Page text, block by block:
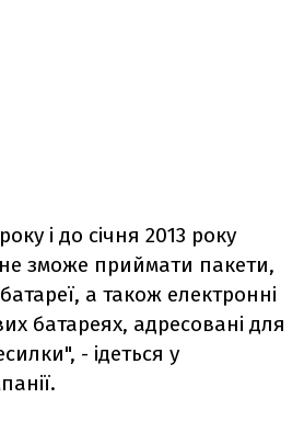
і до січня 2013 року
зможе приймати пакети,
батареї, а також електронні
батареях, адресовані для
- ідеться у